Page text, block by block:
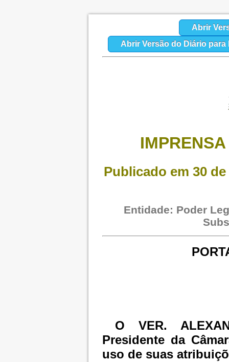
Abrir
Abrir Versão do Diário para
Publicado em 30
Entidade: Poder
O VER.
Presidente da
uso de suas